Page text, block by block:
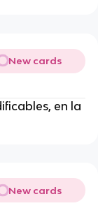
New cards
en la
New cards